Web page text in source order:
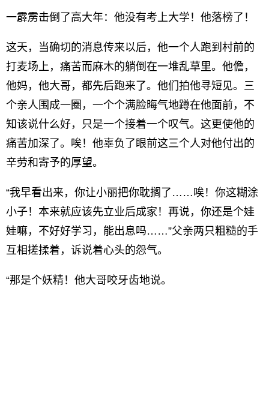
一霹雳击倒了高大年：他没有考上大学！他落榜了！
这天，当确切的消息传来以后，他一个人跑到村前的
打麦场上，痛苦而麻木的躺倒在一堆乱草里。他儋，
他妈，他大哥，都先后跑来了。他们拍他寻短见。三
个亲人围成一圈，一个个满脸晦气地蹲在他面前，不
知该说什么好，只是一个接着一个叹气。这更使他的
痛苦加深了。唉！他辜负了眼前这三个人对他付出的
辛劳和寄予的厚望。
“我早看出来，你让小丽把你耽搁了……唉！你这糊涂
小子！本来就应该先立业后成家！再说，你还是个娃
娃嘛，不好好学习，能出息吗……”父亲两只粗糙的手
互相搓揉着，诉说着心头的怨气。
“那是个妖精！他大哥咬牙齿地说。